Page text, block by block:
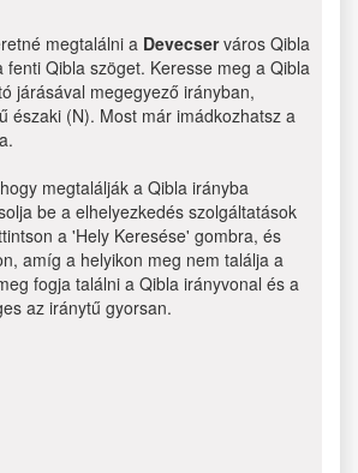
megtalálni a Devecserváros Qibla
fenti Qibla szöget. Keresse meg a Qibla
járásával megegyező irányban,
északi (N). Most már imádkozhatsz a
megtalálják a Qibla irányba
be a elhelyezkedés szolgáltatások
a 'Hely Keresése' gombra, és
amíg a helyikon meg nem találja a
fogja találni a Qibla irányvonal és a
az iránytű gyorsan.